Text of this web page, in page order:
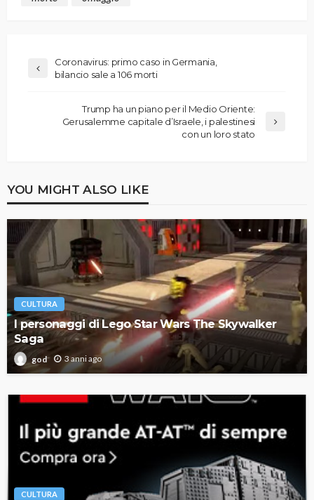
Coronavirus: primo caso in Germania,
bilancio sale a 106 morti
Trump ha un piano per il Medio Oriente:
Gerusalemme capitale d’Israele, i palestinesi
con un loro stato
YOU MIGHT ALSO LIKE
CULTURA
I personaggi di Lego Star Wars The Skywalker
Saga
god 3 anni ago
CULTURA